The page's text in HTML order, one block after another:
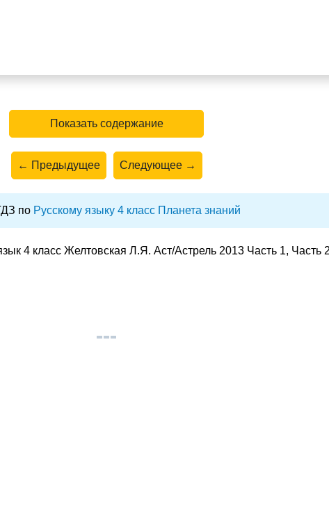
Показать содержание
← Предыдущее Следующее →
по Русскому языку 4 класс Планета знаний
4 класс Желтовская Л.Я. Аст/Астрель 2013 Часть 1, Часть